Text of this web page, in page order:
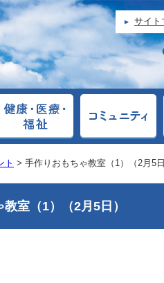
サイト
ト > 手作りおもちゃ教室（1）（2月5日
室（1）（2月5日）